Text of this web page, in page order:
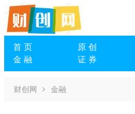
首 页 原 创
金 融
证 券
财创网 金融